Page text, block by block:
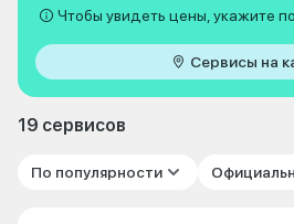
Чтобы увидеть цены, укажите
Сервисы на
19 сервисов
По популярности